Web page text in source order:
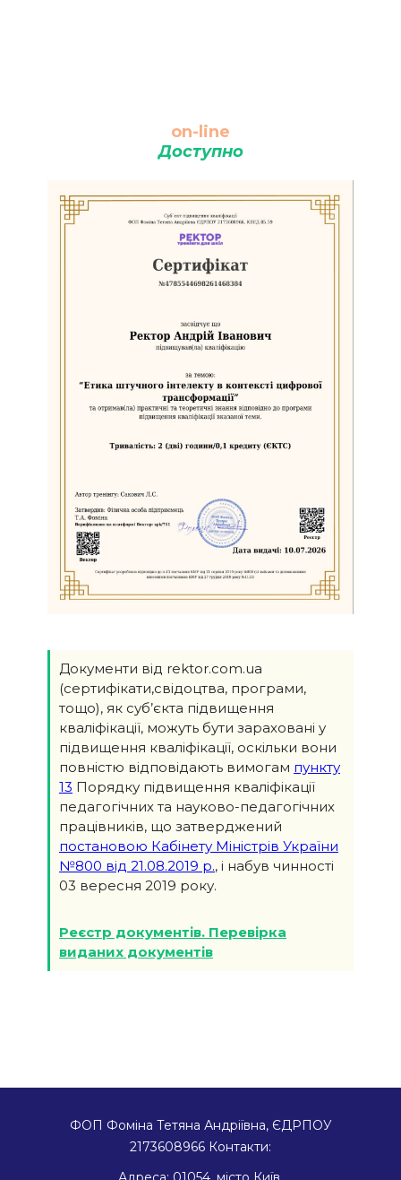
on-line
Доступно
Документи від rektor.com.ua
(сертифікати,свідоцтва, програми,
тощо), як суб’єкта підвищення
кваліфікації, можуть бути зараховані у
підвищення кваліфікації, оскільки вони
повністю відповідають вимогам пункту
13 Порядку підвищення кваліфікації
педагогічних та науково-педагогічних
працівників, що затверджений
постановою Кабінету Міністрів України
№800 від 21.08.2019 р., і набув чинності
03 вересня 2019 року.
Реєстр документів. Перевірка
виданих документів
ФОП Фоміна Тетяна Андріївна, ЄДРПОУ
2173608966 Контакти: